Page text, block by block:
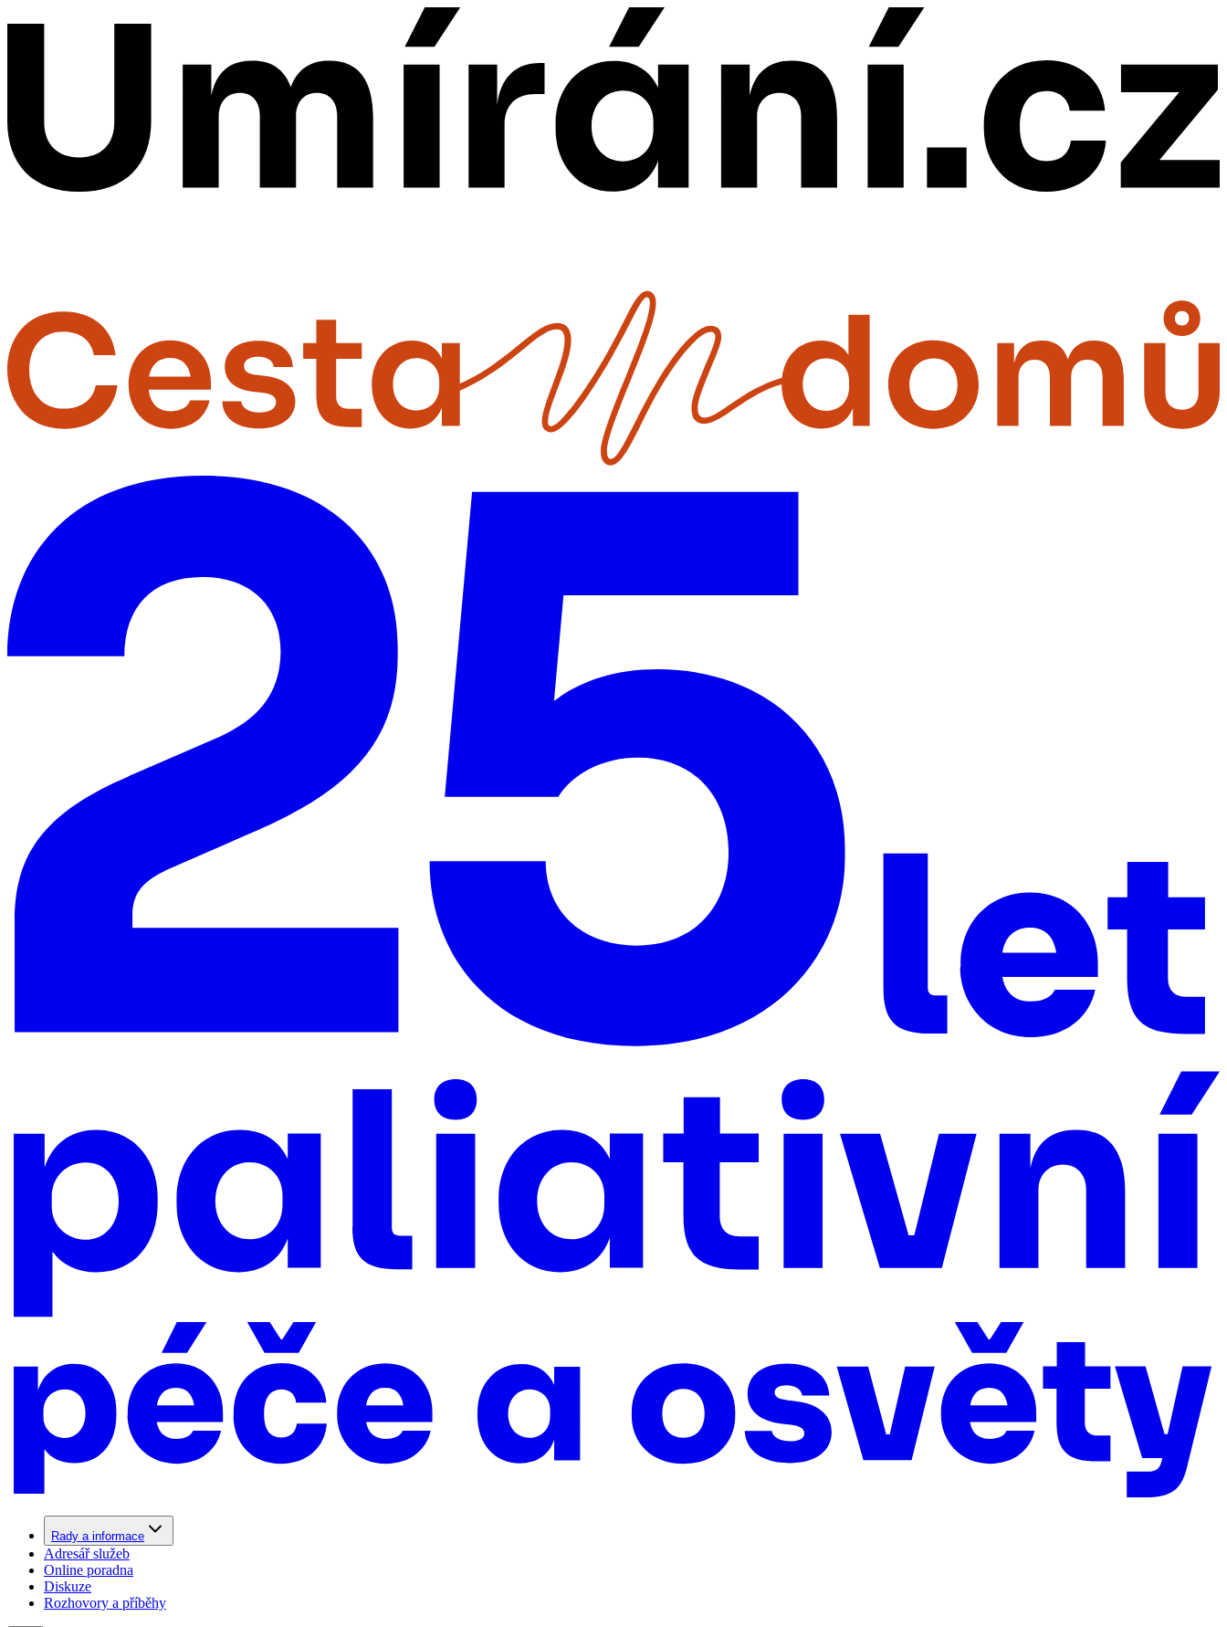
Rady a informace
Adresář služeb
Online poradna
Diskuze
Rozhovory a příběhy